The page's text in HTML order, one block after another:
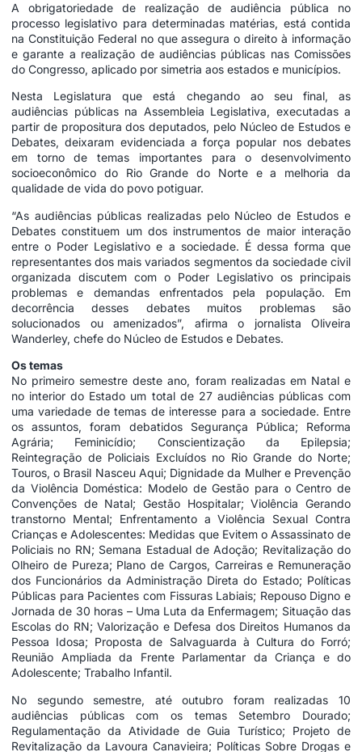
A obrigatoriedade de realização de audiência pública no
processo legislativo para determinadas matérias, está contida
na Constituição Federal no que assegura o direito à informação
e garante a realização de audiências públicas nas Comissões
do Congresso, aplicado por simetria aos estados e municípios.
Nesta Legislatura que está chegando ao seu final, as
audiências públicas na Assembleia Legislativa, executadas a
partir de propositura dos deputados, pelo Núcleo de Estudos e
Debates, deixaram evidenciada a força popular nos debates
em torno de temas importantes para o desenvolvimento
socioeconômico do Rio Grande do Norte e a melhoria da
qualidade de vida do povo potiguar.
“As audiências públicas realizadas pelo Núcleo de Estudos e
Debates constituem um dos instrumentos de maior interação
entre o Poder Legislativo e a sociedade. É dessa forma que
representantes dos mais variados segmentos da sociedade civil
organizada discutem com o Poder Legislativo os principais
problemas e demandas enfrentados pela população. Em
decorrência desses debates muitos problemas são
solucionados ou amenizados”, afirma o jornalista Oliveira
Wanderley, chefe do Núcleo de Estudos e Debates.
Os temas
No primeiro semestre deste ano, foram realizadas em Natal e
no interior do Estado um total de 27 audiências públicas com
uma variedade de temas de interesse para a sociedade. Entre
os assuntos, foram debatidos Segurança Pública; Reforma
Agrária; Feminicídio; Conscientização da Epilepsia;
Reintegração de Policiais Excluídos no Rio Grande do Norte;
Touros, o Brasil Nasceu Aqui; Dignidade da Mulher e Prevenção
da Violência Doméstica: Modelo de Gestão para o Centro de
Convenções de Natal; Gestão Hospitalar; Violência Gerando
transtorno Mental; Enfrentamento a Violência Sexual Contra
Crianças e Adolescentes: Medidas que Evitem o Assassinato de
Policiais no RN; Semana Estadual de Adoção; Revitalização do
Olheiro de Pureza; Plano de Cargos, Carreiras e Remuneração
dos Funcionários da Administração Direta do Estado; Políticas
Públicas para Pacientes com Fissuras Labiais; Repouso Digno e
Jornada de 30 horas – Uma Luta da Enfermagem; Situação das
Escolas do RN; Valorização e Defesa dos Direitos Humanos da
Pessoa Idosa; Proposta de Salvaguarda à Cultura do Forró;
Reunião Ampliada da Frente Parlamentar da Criança e do
Adolescente; Trabalho Infantil.
No segundo semestre, até outubro foram realizadas 10
audiências públicas com os temas Setembro Dourado;
Regulamentação da Atividade de Guia Turístico; Projeto de
Revitalização da Lavoura Canavieira; Políticas Sobre Drogas e